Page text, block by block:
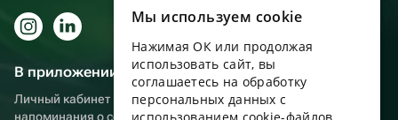
В приложении еще удобнее!
Личный кабинет получателя, больше бонусов за покупки и
напоминания о событиях
ENGLISH
UKRAINIAN
PORTUGUESE
Мы используем сookie
Нажимая ОК или продолжая
использовать сайт, вы
соглашаетесь на обработку
персональных данных с